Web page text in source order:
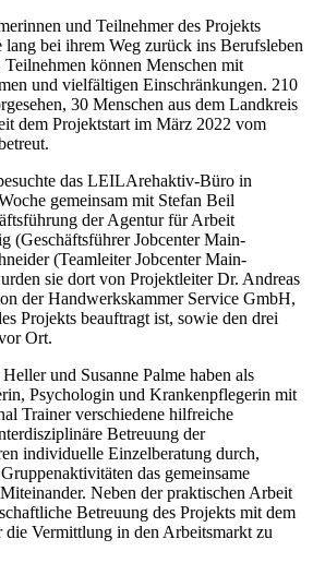
und Teilnehmer des Projekts
bei ihrem Weg zurück ins Berufsleben
können Menschen mit
und vielfältigen Einschränkungen. 210
30 Menschen aus dem Landkreis
dem Projektstart im März 2022 vom
das LEILArehaktiv-Büro in
gemeinsam mit Stefan Beil
der Agentur für Arbeit
(Geschäftsführer Jobcenter Main-
(Teamleiter Jobcenter Main-
sie dort von Projektleiter Dr. Andreas
der Handwerkskammer Service GmbH,
Projekts beauftragt ist, sowie den drei
Ort.
und Susanne Palme haben als
Psychologin und Krankenpflegerin mit
Trainer verschiedene hilfreiche
Betreuung der
individuelle Einzelberatung durch,
das gemeinsame
Neben der praktischen Arbeit
Betreuung des Projekts mit dem
die Vermittlung in den Arbeitsmarkt zu